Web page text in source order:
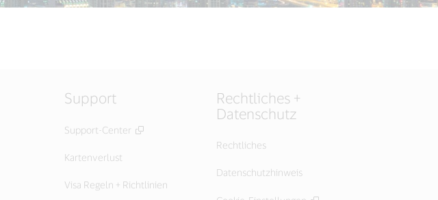
Support
Support-Center
Kartenverlust
Visa Regeln + Richtlinien
Rechtliches +
Datenschutz
Rechtliches
Datenschutzhinweis